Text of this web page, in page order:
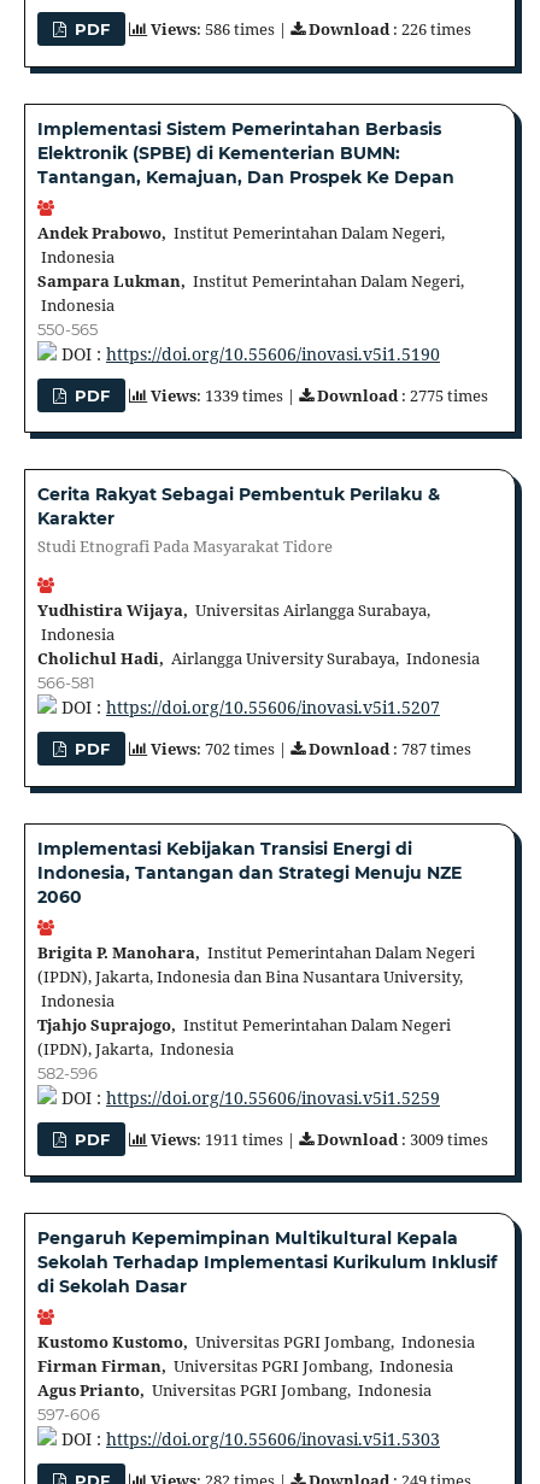
PDF Views: 586 times | Download: 226 times
Implementasi Sistem Pemerintahan Berbasis
Elektronik (SPBE) di Kementerian BUMN:
Tantangan, Kemajuan, Dan Prospek Ke Depan
Andek Prabowo, Institut Pemerintahan Dalam Negeri,
Indonesia
Sampara Lukman, Institut Pemerintahan Dalam Negeri,
Indonesia
550-565
DOI : https://doi.org/10.55606/inovasi.v5i1.5190
PDF Views: 1339 times | Download : 2775 times
Cerita Rakyat Sebagai Pembentuk Perilaku &
Karakter
Studi Etnografi Pada Masyarakat Tidore
Yudhistira Wijaya, Universitas Airlangga Surabaya,
Indonesia
Cholichul Hadi, Airlangga University Surabaya, Indonesia
566-581
DOI : https://doi.org/10.55606/inovasi.v5i1.5207
PDF Views: 702 times | Download: 787 times
Implementasi Kebijakan Transisi Energi di
Indonesia, Tantangan dan Strategi Menuju NZE
2060
Brigita P. Manohara, Institut Pemerintahan Dalam Negeri
(IPDN), Jakarta, Indonesia dan Bina Nusantara University,
Indonesia
Tjahjo Suprajogo, Institut Pemerintahan Dalam Negeri
(IPDN), Jakarta, Indonesia
582-596
DOI : https://doi.org/10.55606/inovasi.v5i1.5259
PDF Views: 1911 times | Download : 3009 times
Pengaruh Kepemimpinan Multikultural Kepala
Sekolah Terhadap Implementasi Kurikulum Inklusif
di Sekolah Dasar
Kustomo Kustomo, Universitas PGRI Jombang, Indonesia
Firman Firman, Universitas PGRI Jombang, Indonesia
Agus Prianto, Universitas PGRI Jombang, Indonesia
597-606
DOI : https://doi.org/10.55606/inovasi.v5i1.5303